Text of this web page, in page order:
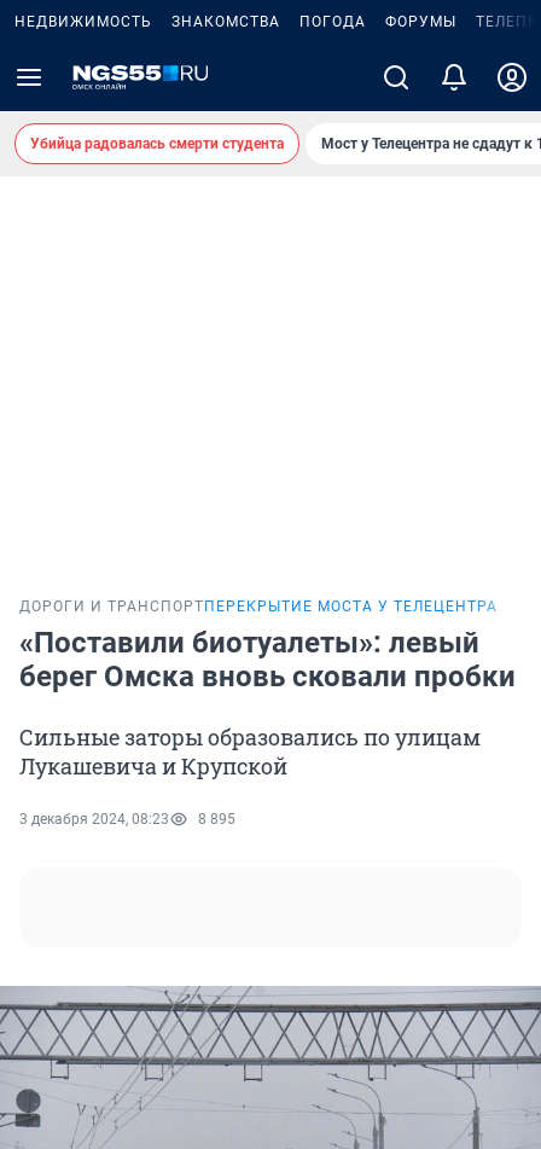
НЕДВИЖИМОСТЬ ЗНАКОМСТВА ПОГОДА ФОРУМЫ
Убийца радовалась смерти студента Мост у Телецентра не сдадут к
ДОРОГИ И ТРАНСПОРТ ПЕРЕКРЫТИЕ МОСТА У ТЕЛЕЦЕНТРА
«Поставили биотуалеты»: левый
берег Омска вновь сковали пробки
Сильные заторы образовались по улицам
Лукашевича и Крупской
3 декабря 2024, 08:23 8 895